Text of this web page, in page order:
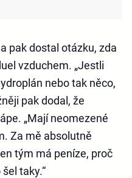
pak dostal otázku, zda
vzduchem. „Jestli
nebo tak něco,
pak dodal, že
„Mají neomezené
Za mě absolutně
tým má peníze, proč
taky.“